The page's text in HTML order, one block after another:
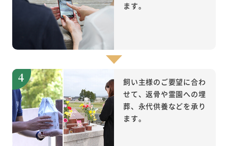
ます。
飼い主様のご要望に合わ
せて、返骨や霊園への埋
葬、永代供養などを承り
ます。